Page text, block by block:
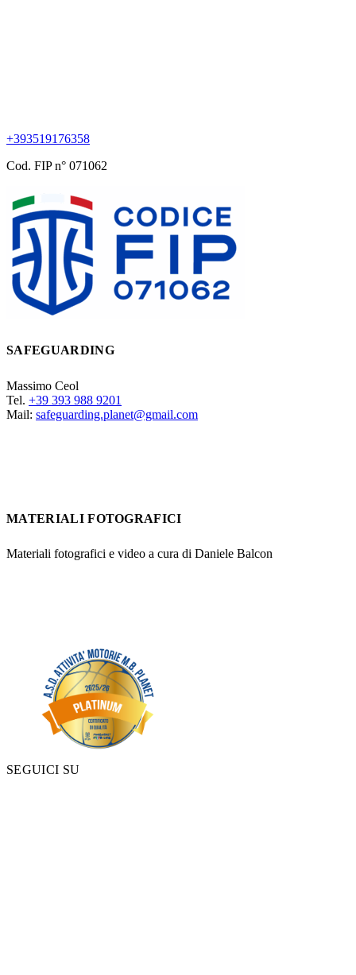
+393519176358
Cod. FIP n° 071062
SAFEGUARDING
Massimo Ceol
Tel. +39 393 988 9201
Mail: safeguarding.planet@gmail.com
MATERIALI FOTOGRAFICI
Materiali fotografici e video a cura di Daniele Balcon
SEGUICI SU